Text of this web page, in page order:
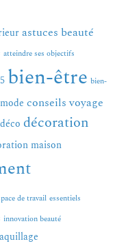
astuces beauté
atteindre ses objectifs
bien-être bien-
conseils voyage
déco décoration
maison
de travail essentiels
innovation beauté